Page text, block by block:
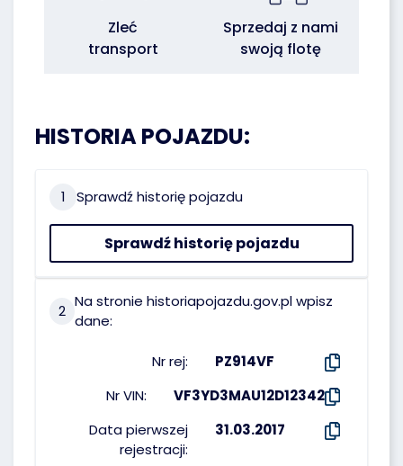
Zleć
transport
Sprzedaj z nami
swoją flotę
HISTORIA POJAZDU:
1 Sprawdź historię pojazdu
Sprawdź historię pojazdu
2
Na stronie historiapojazdu.gov.pl wpisz
dane:
Nr rej:
PZ914VF
Nr VIN:
VF3YD3MAU12D12342
Data pierwszej
rejestracji:
31.03.2017